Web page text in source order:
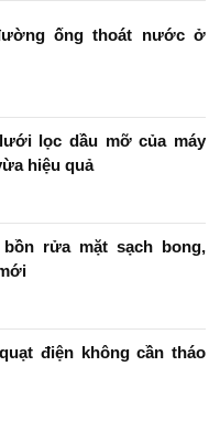
ống thoát nước ở
lọc dầu mỡ của máy
hiệu quả
rửa mặt sạch bong,
điện không cần tháo